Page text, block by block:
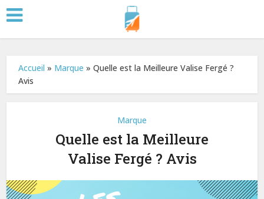
Accueil » Marque »Quelle est la Meilleure Valise Fergé ?
Avis
Marque
Quelle est la Meilleure
Valise Fergé ? Avis